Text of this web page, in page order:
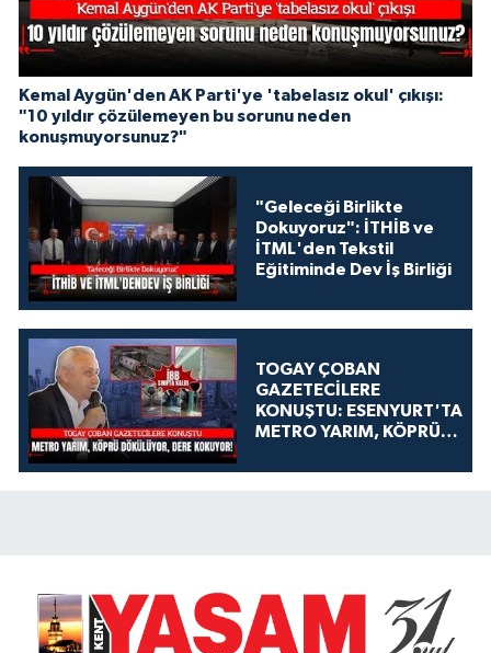
Kemal Aygün'den AK Parti'ye 'tabelasız okul' çıkışı:
"10 yıldır çözülemeyen bu sorunu neden
konuşmuyorsunuz?"
"Geleceği Birlikte
Dokuyoruz": İTHİB ve
İTML'den Tekstil
Eğitiminde Dev İş Birliği
TOGAY ÇOBAN
GAZETECİLERE
KONUŞTU: ESENYURT'TA
METRO YARIM, KÖPRÜ
KOKUYOR!